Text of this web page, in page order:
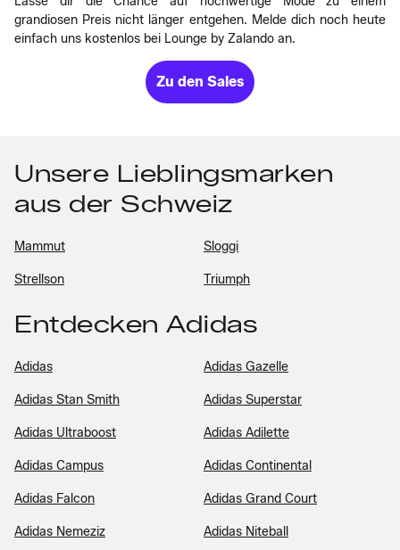
grandiosen Preis nicht länger entgehen. Melde dich noch heute
einfach uns kostenlos bei Lounge by Zalando an.
Zu den Sales
Unsere Lieblingsmarken
aus der Schweiz
Mammut Sloggi
Strellson Triumph
Entdecken Adidas
Adidas Adidas Gazelle
Adidas Stan Smith Adidas Superstar
Adidas Ultraboost Adidas Adilette
Adidas Campus Adidas Continental
Adidas Falcon Adidas Grand Court
Adidas Nemeziz Adidas Niteball